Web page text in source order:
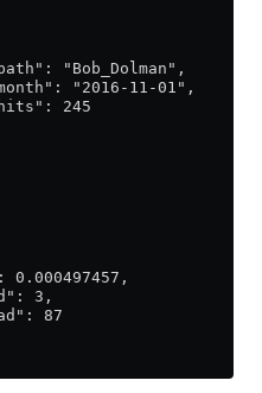
"Bob_Dolman",
"2016-11-01",
245
0.000497457,
3,
87